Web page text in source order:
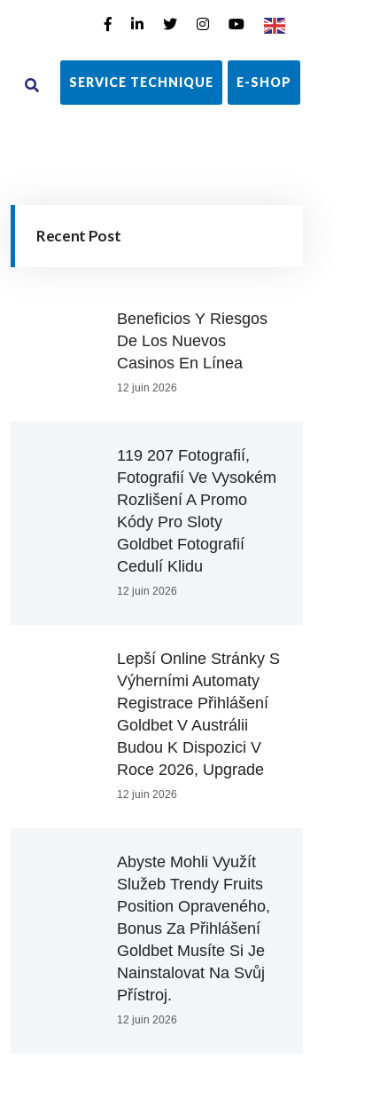
E-SHOP
SERVICE TECHNIQUE
Recent Post
Beneficios Y Riesgos
De Los Nuevos
Casinos En Línea
12 juin 2026
119 207 Fotografií,
Fotografií Ve Vysokém
Rozlišení A Promo
Kódy Pro Sloty
Goldbet Fotografií
Cedulí Klidu
12 juin 2026
Lepší Online Stránky S
Výherními Automaty
Registrace Přihlášení
Goldbet V Austrálii
Budou K Dispozici V
Roce 2026, Upgrade
12 juin 2026
Abyste Mohli Využít
Služeb Trendy Fruits
Position Opraveného,
Bonus Za Přihlášení
Goldbet ​​musíte Si Je
Nainstalovat Na Svůj
Přístroj.
12 juin 2026